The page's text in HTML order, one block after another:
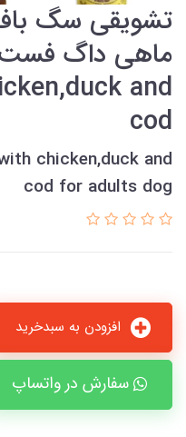
تشویقی سگ
and
cod
chicken,duck and
cod for adults dog
سفارش در واتساپ